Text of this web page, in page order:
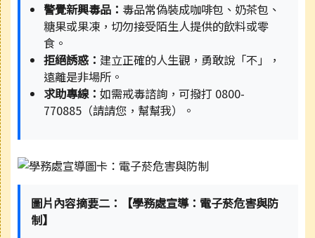
警覺新興毒品： 毒品常偽裝成咖啡包、奶茶包、
糖果或果凍，切勿接受陌生人提供的飲料或零
食。
拒絕誘惑： 建立正確的人生觀，勇敢說「不」，
遠離是非場所。
求助專線：如需戒毒諮詢，可撥打 0800-
770885（請請您，幫幫我）。
圖片內容摘要二：【學務處宣導：電子菸危害與防
制】